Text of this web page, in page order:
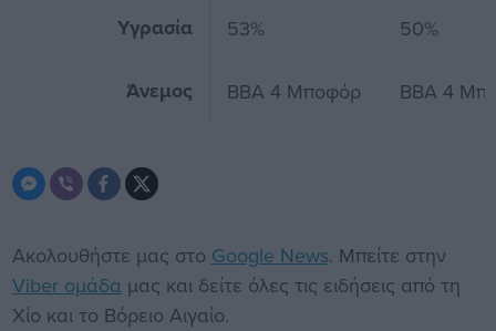
Υγρασία
Άνεμος
53%
ΒΒΑ 4 Μποφόρ
50%
ΒΒΑ 4
Ακολουθήστε μας στο Google News. Μπείτε στην
Viber ομάδα μας και δείτε όλες τις ειδήσεις από τη
Χίο και το Βόρειο Αιγαίο.